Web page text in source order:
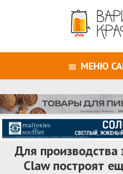
МЕНЮ
Для производства
Claw построят